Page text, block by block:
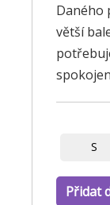
Daného
větší
S
Přidat